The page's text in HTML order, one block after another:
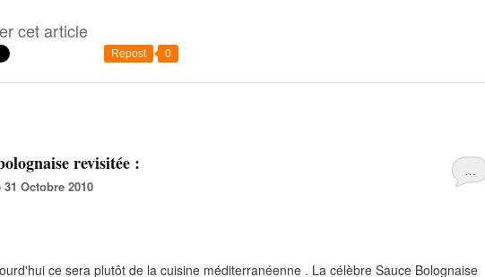
cet article
Repost 0
…
bolognaise revisitée :
31 Octobre 2010
ce sera plutôt de la cuisine méditerranéenne . La célèbre Sauce Bolognaise